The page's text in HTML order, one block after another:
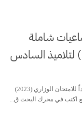
شاملة
تمهيداً للامتحان الوزاري (2023) لتلاميذ السادس
خمسة نماذج أسئلة مادة الاجتماعيات شاملة تمهيداً للامتحان الوزاري (2023)
اكتب في محرك البحث ق...